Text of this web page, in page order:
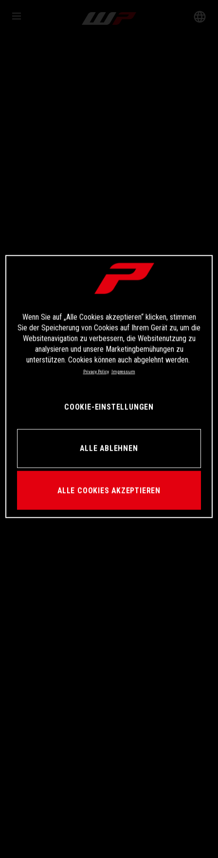
Wenn Sie auf „Alle Cookies akzeptieren“ klicken, stimmen
Sie der Speicherung von Cookies auf Ihrem Gerät zu, um die
Websitenavigation zu verbessern, die Websitenutzung zu
analysieren und unsere Marketingbemühungen zu
unterstützen. Cookies können auch abgelehnt werden.
Privacy Policy Impressum
COOKIE-EINSTELLUNGEN
ALLE ABLEHNEN
ALLE COOKIES AKZEPTIEREN